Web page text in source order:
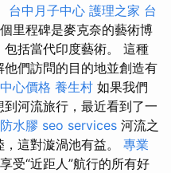
台中月子中心 護理之家 台
里程碑是麥克奈的藝術博
括當代印度藝術。 這種
們訪問的目的地並創造有
心價格 養生村 如果我們
河流旅行，最近看到了一
防水膠 seo services 河流之
這對漩渦池有益。 專業
受“近距人”航行的所有好